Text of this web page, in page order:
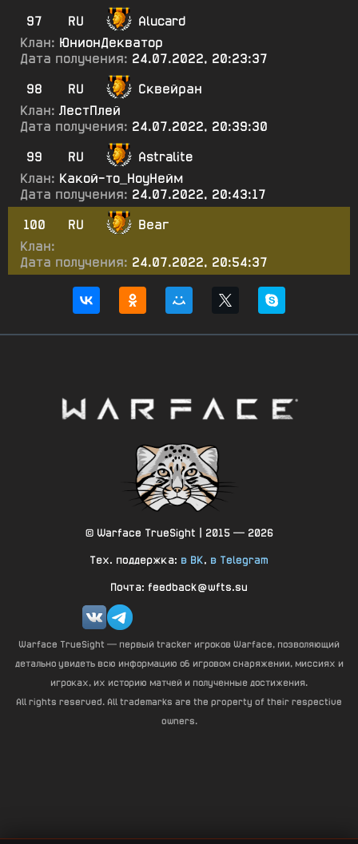
97
RU
Alucard
Клан: ЮнионДекватор
Дата получения: 24.07.2022, 20:23:37
98
RU
Сквейран
Клан: ЛестПлей
Дата получения: 24.07.2022, 20:39:30
99
RU
Astralite
Клан: Какой-то_НоуНейм
Дата получения: 24.07.2022, 20:43:17
100
RU
Веаг
Клан:
Дата получения: 24.07.2022, 20:54:37
© Warface TrueSight | 2015 — 2026
Тех. поддержка: в ВК, в Telegram
Почта: feedback@wfts.su
Warface TrueSight — первый tracker игроков Warface, позволяющий
детально увидеть всю информацию об игровом снаряжении, миссиях и
игроках, их историю матчей и полученные достижения.
All rights reserved. All trademarks are the property of their respective
owners.